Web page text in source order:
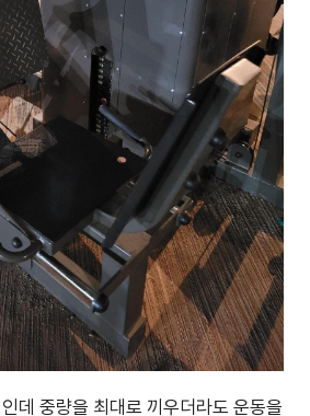
데 중량을 최대로 끼우더라도 운동을